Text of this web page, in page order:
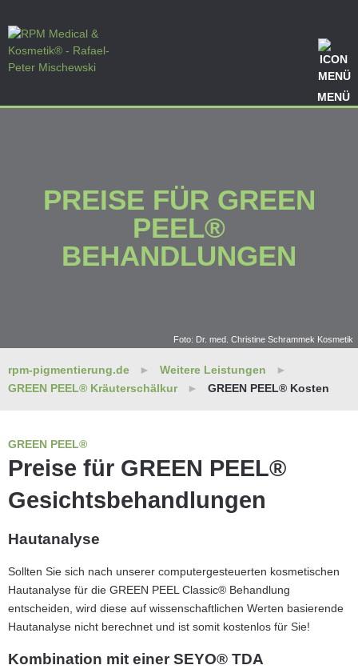
MENÜ
PREISE FÜR GREEN
PEEL®
BEHANDLUNGEN
Foto: Dr. med. Christine Schrammek Kosmetik
rpm-pigmentierung.de
Weitere Leistungen
GREEN PEEL® Kräuterschälkur
GREEN PEEL® Kosten
GREEN PEEL®
Preise für GREEN PEEL®
Gesichtsbehandlungen
Hautanalyse
Sollten Sie sich nach unserer computergesteuerten kosmetischen
Hautanalyse für die GREEN PEEL Classic® Behandlung
entscheiden, wird diese auf wissenschaftlichen Werten basierende
Hautanalyse nicht berechnet und ist somit kostenlos für Sie!
Kombination mit einer SEYO® TDA